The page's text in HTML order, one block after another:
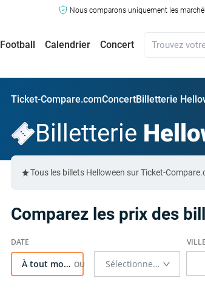
Nous comparons uniquement les
Football Calendrier Concert
Ticket-Compare.comConcertBilletterie
Billetterie
Tous les billets Helloween sur Ticket-
Comparez les prix des
À tout moment